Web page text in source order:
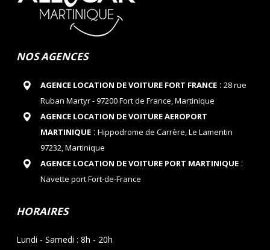
NOS AGENCES
AGENCE LOCATION DE VOITURE FORT FRANCE: 28 rue
Ruban Martyr - 97200 Fort de France, Martinique
AGENCE LOCATION DE VOITURE AEROPORT
MARTINIQUE: Hippodrome de Carrère, Le Lamentin
97232, Martinique
AGENCE LOCATION DE VOITURE PORT MARTINIQUE:
Navette port Fort-de-France
HORAIRES
Lundi - Samedi : 8h - 20h